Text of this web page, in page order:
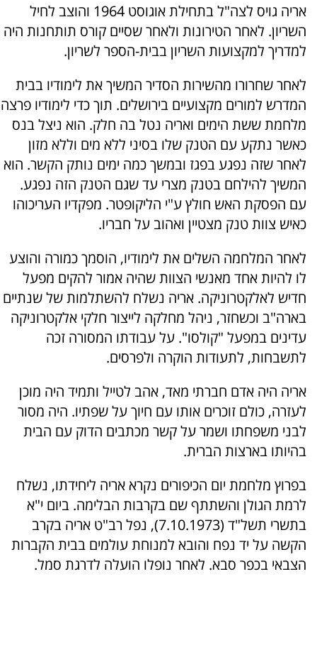
אריה גויס לצה"ל בתחילת אוגוסט 1964 והוצב לחיל
השריון. לאחר הטירונות ולאחר שסיים קורס תותחנות היה
למדריך למקצועות השריון בבית-הספר לשריון.
לאחר שחרורו מהשירות הסדיר המשיך את לימודיו בבית
המדרש למורים מקצועיים בירושלים. תוך כדי לימודיו פרצה
מלחמת ששת הימים ואריה נטל בה חלק. הוא ניצל בנס
כאשר נתקע עם הטנק שלו בסיני ללא מים וללא מזון
לאחר שזה נפגע בפגז ובמשך כמה ימים נותק הקשר. הוא
המשיך להילחם בטנק מצרי עד שגם הטנק הזה נפגע.
עם הפסקת האש חולץ ע"י הליקופטר. מפקדיו העריכוהו
כאיש צוות טנק מצטיין ואהוב על חבריו.
לאחר המלחמה השלים את לימודיו, הוסמך כמורה והוצע
לו להיות אחד מאנשי הצוות שהיה אמור להקים מפעל
חדיש לאלקטרוניקה. אריה נשלח להשתלמות של שנתיים
בארה"ב וכשחזר, ניהל מחלקה לייצור חלקי אלקטרוניקה
עדינים במפעל "קולסו". על עבודתו המסורה זכה
לתשבחות, לתעודות הוקרה ולפרסים.
אריה היה אדם חברתי מאד, אהב לטייל ותמיד היה מוכן
לעזרה, כולם זוכרים אותו עם חיוך על שפתיו. היה מסור
לבני משפחתו ושמר על קשר מכתבים הדוק עם הבית
בהיותו בארצות הברית.
בפרוץ מלחמת יום הכיפורים נקרא אריה ליחידתו, נשלח
לרמת הגולן והשתתף שם בקרבות הבלימה. ביום י"א
בתשרי תשל"ד (7.10.1973), נפל רב"ט אריה בקרב
הקשה על יד נפח והובא למנוחת עולמים בבית הקברות
הצבאי בכפר סבא. לאחר נופלו הועלה לדרגת סמל.